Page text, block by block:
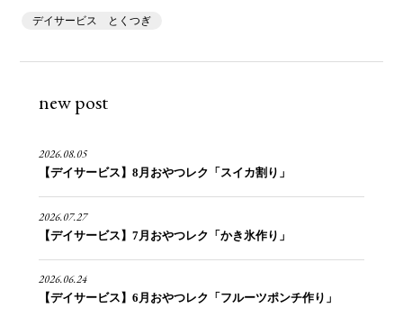
デイサービス とくつぎ
new post
2026.08.05
【デイサービス】8月おやつレク「スイカ割り」
2026.07.27
【デイサービス】7月おやつレク「かき氷作り」
2026.06.24
【デイサービス】6月おやつレク「フルーツポンチ作り」